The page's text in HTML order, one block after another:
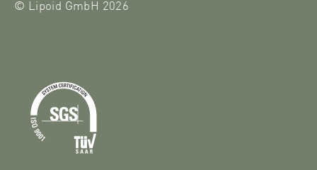
© Lipoid GmbH 2026